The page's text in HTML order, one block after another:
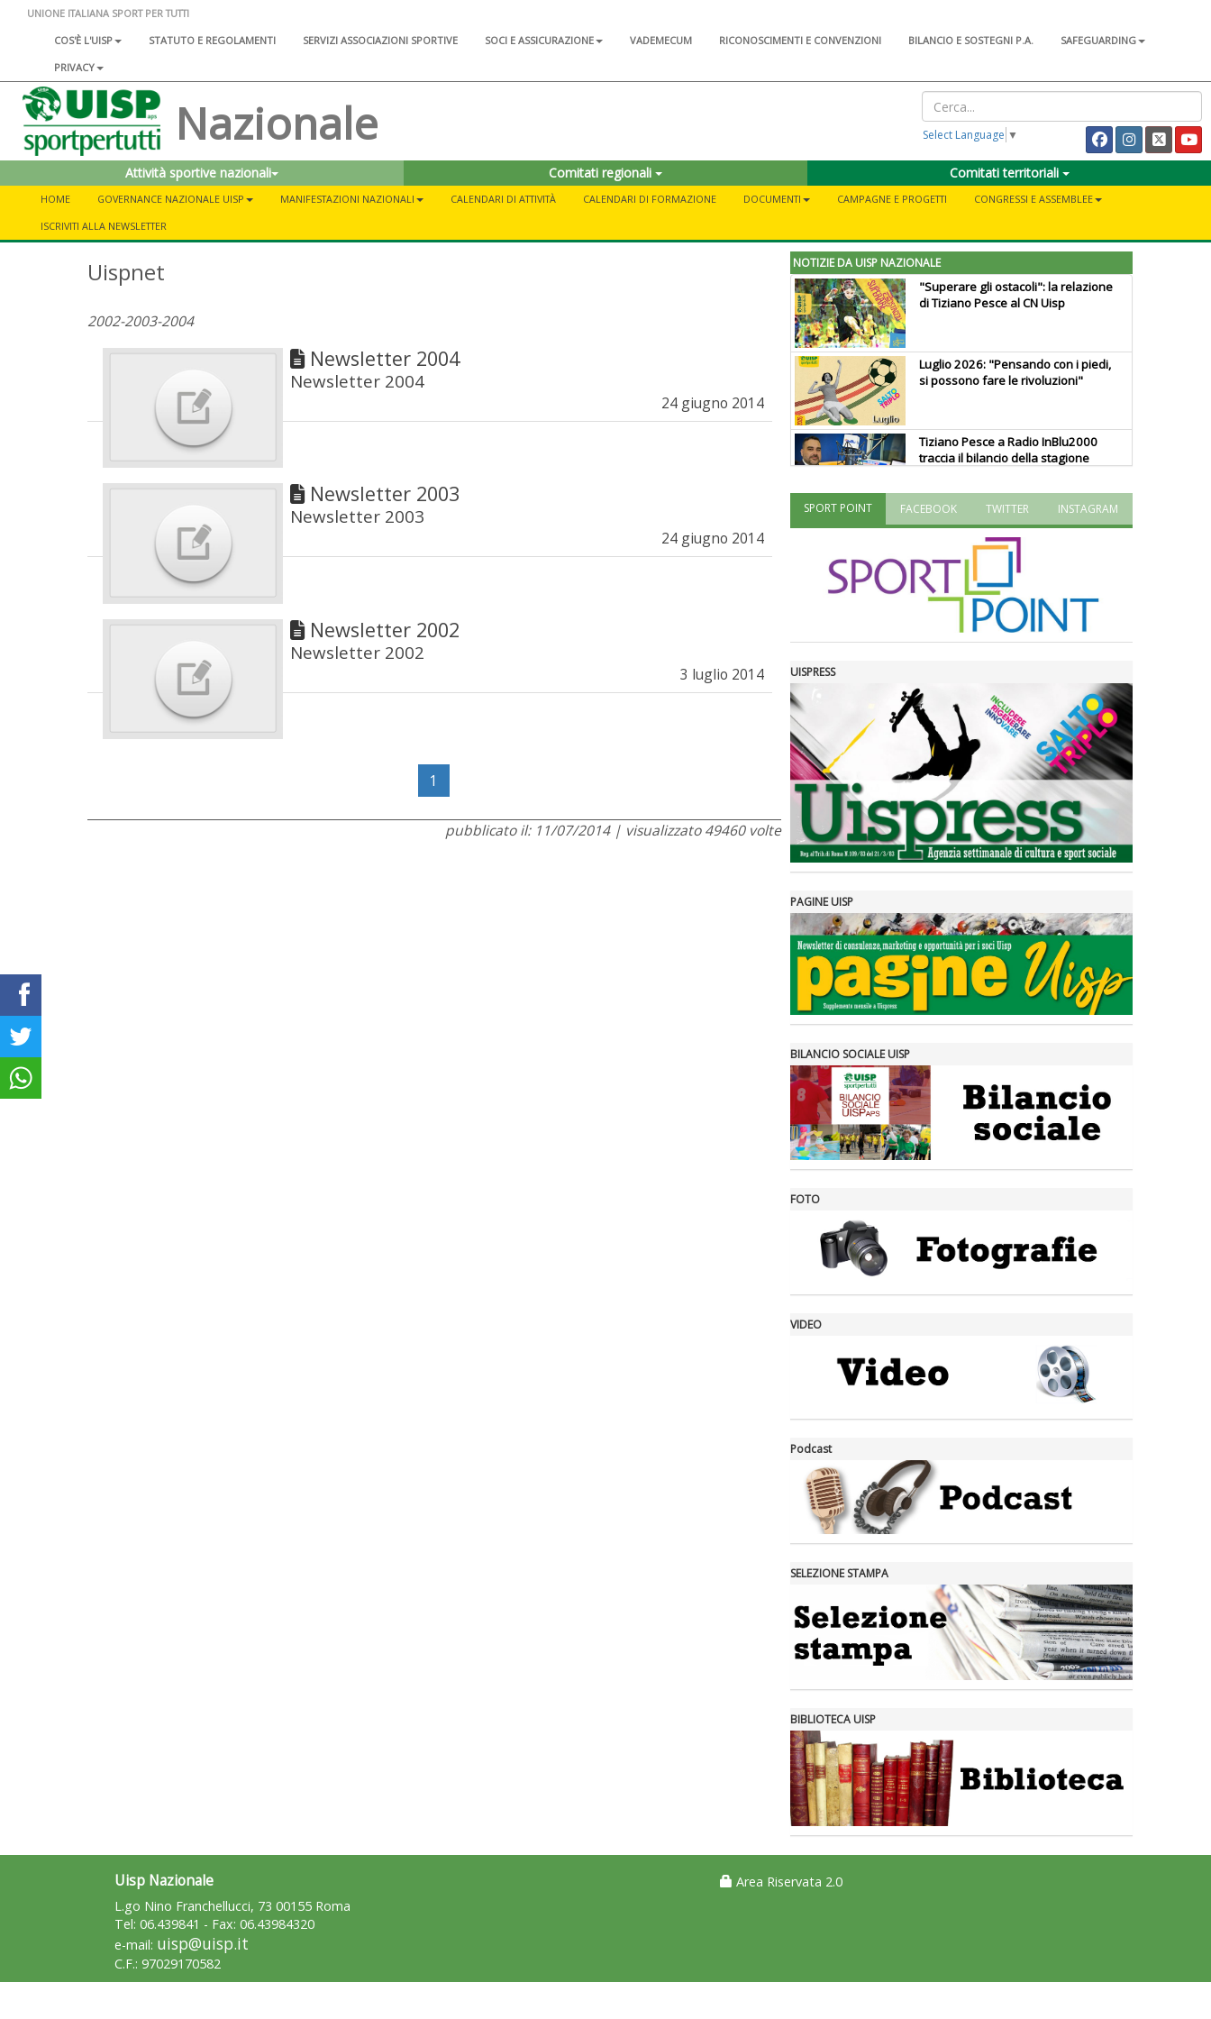
UNIONE ITALIANA SPORT PER TUTTI
COS'È L'UISP
STATUTO E REGOLAMENTI SERVIZI ASSOCIAZIONI SPORTIVE SOCI E ASSICURAZIONE VADEMECUM RICONOSCIMENTI E CONVENZIONI BILANCIO E SOSTEGNI P.A.
SAFEGUARDING
PRIVACY
Nazionale Select Language ▼
Attività sportive nazionali Comitati regionali Comitati territoriali
HOME GOVERNANCE NAZIONALE UISP MANIFESTAZIONI NAZIONALI CALENDARI DI ATTIVITÀ CALENDARI DI FORMAZIONE DOCUMENTI CAMPAGNE E PROGETTI
CONGRESSI E ASSEMBLEE
ISCRIVITI ALLA NEWSLETTER
Uispnet
2002-2003-2004
Newsletter 2004
Newsletter 2004
24 giugno 2014
Newsletter 2003
Newsletter 2003
24 giugno 2014
Newsletter 2002
Newsletter 2002
3 luglio 2014
1
pubblicato il: 11/07/2014 | visualizzato 49460 volte
NOTIZIE DA UISP NAZIONALE
"Superare gli ostacoli": la relazione
di Tiziano Pesce al CN Uisp
Luglio 2026: "Pensando con i piedi,
si possono fare le rivoluzioni"
Tiziano Pesce a Radio InBlu2000
traccia il bilancio della stagione
valorizzi le nostre specificità"
La formazione Uisp rallenta ma
prosegue anche in estate
Fondazione Terzjus: prima riunione
a Roma
SPORT POINT FACEBOOK TWITTER INSTAGRAM
UISPRESS
PAGINE UISP
BILANCIO SOCIALE UISP
FOTO
VIDEO
Podcast
SELEZIONE STAMPA
BIBLIOTECA UISP
Uisp Nazionale
L.go Nino Franchellucci, 73 00155 Roma
Tel: 06.439841 - Fax: 06.43984320
e-mail: uisp@uisp.it
C.F.: 97029170582
Area Riservata 2.0